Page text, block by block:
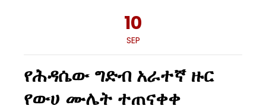
10
SEP
የሕዳሴው ግድብ አራተኛ ዙር
የውሀ ሙሌት ተጠናቀቀ